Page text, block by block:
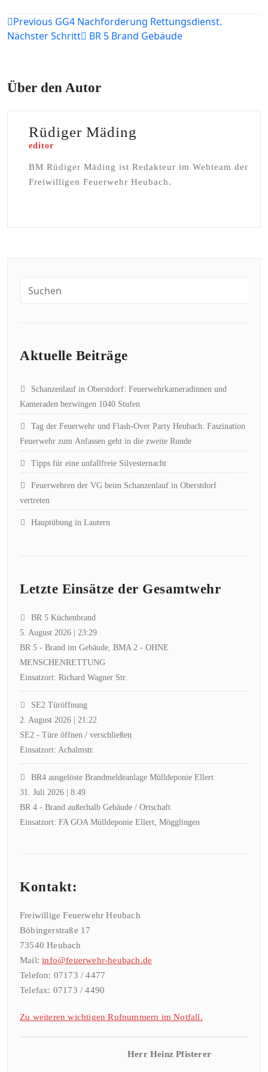
Beitragsnavigation
Previous GG4 Nachforderung Rettungsdienst.
Nächster Schritt
BR 5 Brand Gebäude
Über den Autor
Rüdiger Mäding
editor
BM Rüdiger Mäding ist Redakteur im Webteam der
Freiwilligen Feuerwehr Heubach.
Aktuelle Beiträge
Schanzenlauf in Oberstdorf: Feuerwehrkameradinnen und
Kameraden bezwingen 1040 Stufen
Tag der Feuerwehr und Flash-Over Party Heubach: Faszination
Feuerwehr zum Anfassen geht in die zweite Runde
Tipps für eine unfallfreie Silvesternacht
Feuerwehren der VG beim Schanzenlauf in Oberstdorf
vertreten
Hauptübung in Lautern
Letzte Einsätze der Gesamtwehr
BR 5 Küchenbrand
5. August 2026
23:29
BR 5 - Brand im Gebäude, BMA 2 - OHNE
MENSCHENRETTUNG
Einsatzort: Richard Wagner Str.
SE2 Türöffnung
2. August 2026
21:22
SE2 - Türe öffnen / verschließen
Einsatzort: Achalmstr.
BR4 ausgelöste Brandmeldeanlage Mülldeponie Ellert
31. Juli 2026
8:49
BR 4 - Brand außerhalb Gebäude / Ortschaft
Einsatzort: FA GOA Mülldeponie Ellert, Mögglingen
Kontakt:
Freiwillige Feuerwehr Heubach
Böbingerstraße 17
73540 Heubach
Mail:info@feuerwehr-heubach.de
Telefon: 07173 / 4477
Telefax: 07173 / 4490
Zu weiteren wichtigen Rufnummern im Notfall.
Herr Heinz Pfisterer